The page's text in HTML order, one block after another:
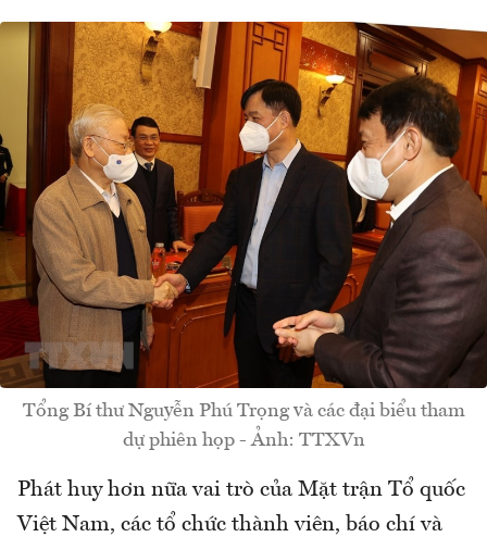
Tổng Bí thư Nguyễn Phú Trọng và các đại biểu tham
dự phiên họp - Ảnh: TTXVn
Phát huy hơn nữa vai trò của Mặt trận Tổ quốc
Việt Nam, các tổ chức thành viên, báo chí và